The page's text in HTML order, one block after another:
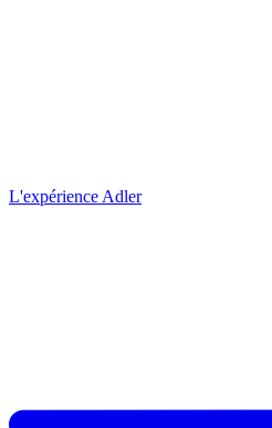
L'expérience Adler